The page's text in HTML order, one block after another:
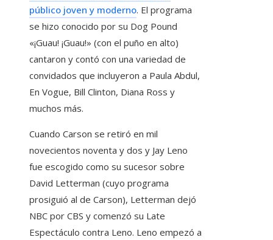
público joven y moderno. El programa
se hizo conocido por su Dog Pound
«¡Guau! ¡Guau!» (con el puño en alto)
cantaron y contó con una variedad de
convidados que incluyeron a Paula Abdul,
En Vogue, Bill Clinton, Diana Ross y
muchos más.
Cuando Carson se retiró en mil
novecientos noventa y dos y Jay Leno
fue escogido como su sucesor sobre
David Letterman (cuyo programa
prosiguió al de Carson), Letterman dejó
NBC por CBS y comenzó su Late
Espectáculo contra Leno. Leno empezó a